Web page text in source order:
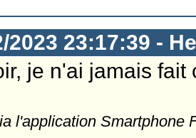
2023 23:17:39 -
je n'ai jamais
l'application Smartphone